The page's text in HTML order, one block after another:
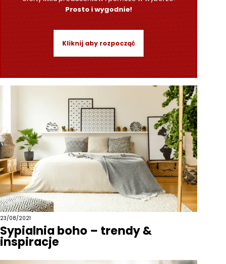
Prosto i wygodnie!
Kliknij aby rozpocząć
23/08/2021
Sypialnia boho – trendy &
inspiracje